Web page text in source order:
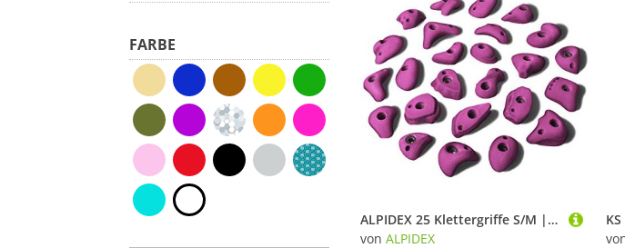
FARBE
ALPIDEX 25 Klettergriffe S/M | Kleine Henkel | Schmale Leisten | Tritte | Größe S M | Hinterschneidungen Farben Formen | Klettersteine - Farbe:Vivid Violet
von ALPIDEX